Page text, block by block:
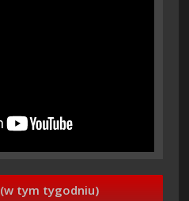
(w tym tygodniu)